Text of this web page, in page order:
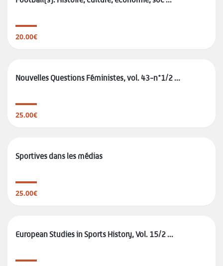
20.00€
Nouvelles Questions Féministes, vol. 43-n°1/2 ...
25.00€
Sportives dans les médias
25.00€
European Studies in Sports History, Vol. 15/2 ...